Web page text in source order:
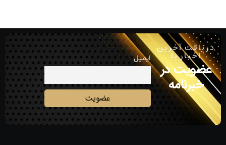
دریافت آخرین
اخبار با
عضویت در
خبرنامه
ایمیل